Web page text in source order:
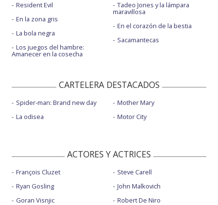
Resident Evil
En la zona gris
La bola negra
Los juegos del hambre:
Amanecer en la cosecha
Tadeo Jones y la lámpara
maravillosa
En el corazón de la bestia
Sacamantecas
CARTELERA DESTACADOS
Spider-man: Brand new day
La odisea
Mother Mary
Motor City
ACTORES Y ACTRICES
François Cluzet
Ryan Gosling
Goran Visnjic
Steve Carell
John Malkovich
Robert De Niro